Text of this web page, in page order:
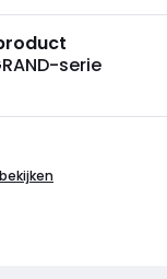
serie